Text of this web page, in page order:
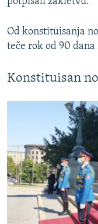
Od konstituisanja
teče rok od 90
Konstituisan